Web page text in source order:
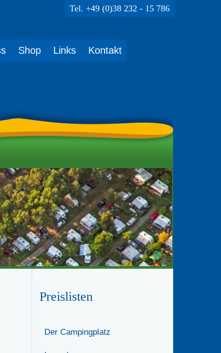
Tel. +49 (0)38 232 - 15 786
Shop Links Kontakt
Preislisten
Der Campingplatz